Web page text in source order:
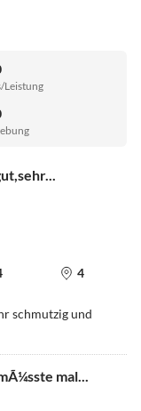
Leistung
4
schmutzig und
mal...